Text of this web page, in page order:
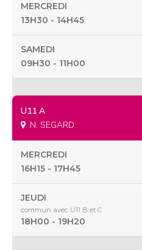
MERCREDI
13H30 - 14H45
SAMEDI
09H30 - 11H00
U11 A
N. SEGARD
MERCREDI
16H15 - 17H45
JEUDI
commun avec U11 B et C
18H00 - 19H20